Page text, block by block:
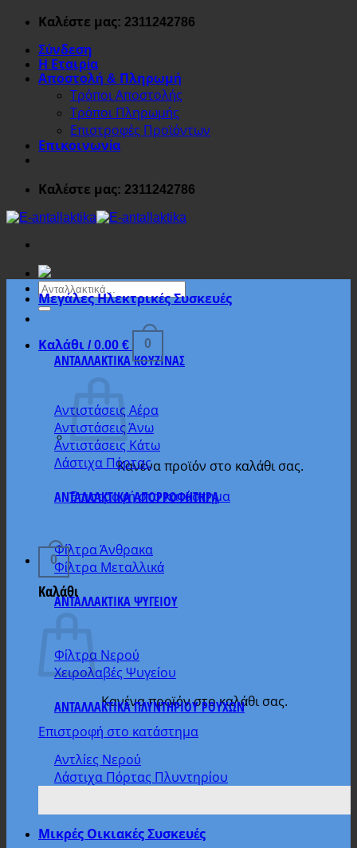
Μετάβαση
περιεχόμενο
Καλέστε μας: 2311242786
Σύνδεση
Η Εταιρία
Αποστολή & Πληρωμή
Τρόποι Αποστολής
Τρόποι Πληρωμής
Επιστροφές Προϊόντων
Επικοινωνία
Καλέστε μας: 2311242786
Αναζήτηση
για:
Καλάθι /0.00 € 0
Κανένα προϊόν στο καλάθι σας.
Επιστροφή στο κατάστημα
0
Καλάθι
Κανένα προϊόν στο καλάθι σας.
Επιστροφή στο κατάστημα
Μεγάλες Ηλεκτρικές Συσκευές
ΑΝΤΑΛΛΑΚΤΙΚΑ ΚΟΥΖΙΝΑΣ
Αντιστάσεις Αέρα
Αντιστάσεις Άνω
Αντιστάσεις Κάτω
Λάστιχα Πόρτας
ΑΝΤΑΛΛΑΚΤΙΚΑ ΑΠΟΡΡΟΦΗΤΗΡΑ
Φίλτρα Άνθρακα
Φίλτρα Μεταλλικά
ΑΝΤΑΛΛΑΚΤΙΚΑ ΨΥΓΕΙΟΥ
Φίλτρα Νερού
Χειρολαβές Ψυγείου
ΑΝΤΑΛΛΑΚΤΙΚΑ ΠΛΥΝΤΗΡΙΟΥ ΡΟΥΧΩΝ
Αντλίες Νερού
Λάστιχα Πόρτας Πλυντηρίου
Μικρές Οικιακές Συσκευές